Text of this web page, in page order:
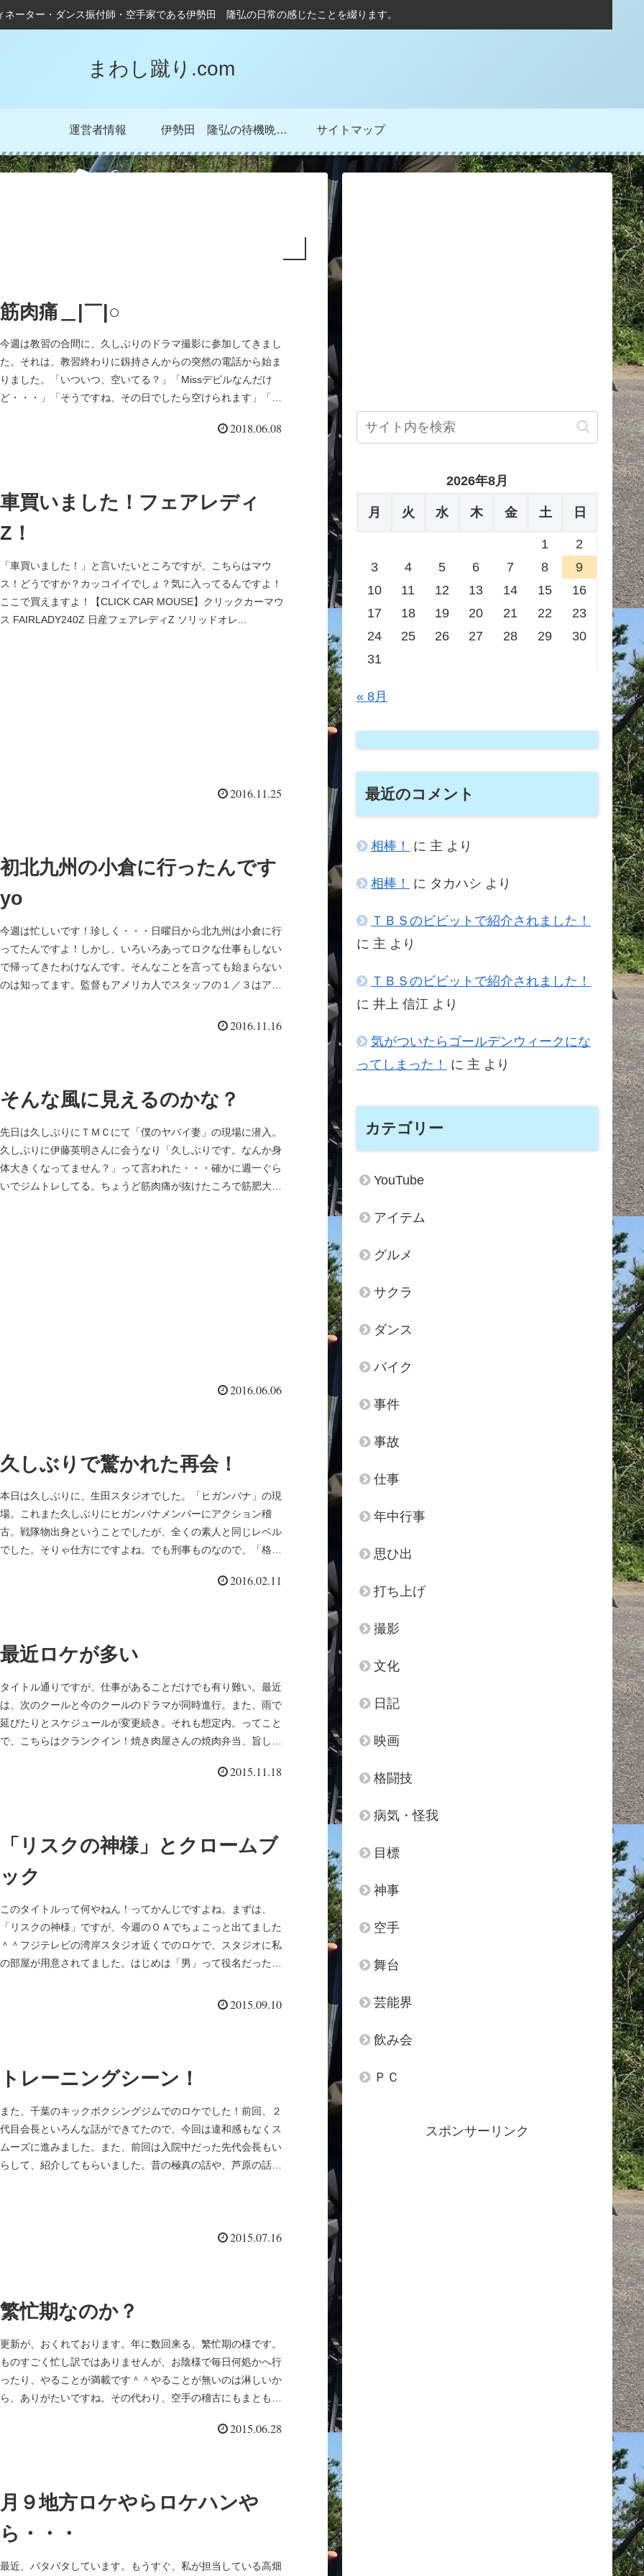
ネーター・ダンス振付師・空手家である伊勢田 隆弘の日常の感じたことを綴ります。
まわし蹴り.com
運営者情報 伊勢田 隆弘の待機晩成記！ サイトマップ
筋肉痛＿|￣|○
今週は教習の合間に、久しぶりのドラマ撮影に参加してきまし
た。それは、教習終わりに釼持さんからの突然の電話から始ま
りました。「いついつ、空いてる？」「Missデビルなんだけ
ど・・・」「そうですね、その日でしたら空けられます」「じ
2018.06.08
車買いました！フェアレディ
Z！
「車買いました！」と言いたいところですが、こちらはマウ
ス！どうですか？カッコイイでしょ？気に入ってるんですよ！
ここで買えますよ！【CLICK CAR MOUSE】クリックカーマウ
ス FAIRLADY240Z 日産フェアレディZ ソリッドオレ...
2016.11.25
初北九州の小倉に行ったんです
yo
今週は忙しいです！珍しく・・・日曜日から北九州は小倉に行
ってたんですよ！しかし、いろいろあってロクな仕事もしない
で帰ってきたわけなんです。そんなことを言っても始まらない
のは知ってます。監督もアメリカ人でスタッフの１／３はアメ
2016.11.16
そんな風に見えるのかな？
先日は久しぶりにＴＭＣにて「僕のヤバイ妻」の現場に潜入。
久しぶりに伊藤英明さんに会うなり「久しぶりです。なんか身
体大きくなってません？」って言われた・・・確かに週一ぐら
いでジムトレしてる。ちょうど筋肉痛が抜けたころで筋肥大も
2016.06.06
久しぶりで驚かれた再会！
本日は久しぶりに、生田スタジオでした。「ヒガンバナ」の現
場。これまた久しぶりにヒガンバナメンバーにアクション稽
古。戦隊物出身ということでしたが、全くの素人と同じレベル
でした。そりゃ仕方にですよね。でも刑事ものなので、「格
2016.02.11
最近ロケが多い
タイトル通りですが、仕事があることだけでも有り難い。最近
は、次のクールと今のクールのドラマが同時進行。また、雨で
延びたりとスケジュールが変更続き。それも想定内。ってこと
で、こちらはクランクイン！焼き肉屋さんの焼肉弁当、旨し！
2015.11.18
「リスクの神様」とクロームブ
ック
このタイトルって何やねん！ってかんじですよね。まずは、
「リスクの神様」ですが、今週のＯＡでちょこっと出てました
＾＾フジテレビの湾岸スタジオ近くでのロケで、スタジオに私
の部屋が用意されてました。はじめは「男」って役名だったん
2015.09.10
トレーニングシーン！
また、千葉のキックボクシングジムでのロケでした！前回、２
代目会長といろんな話ができてたので、今回は違和感もなくス
ムーズに進みました。また、前回は入院中だった先代会長もい
らして、紹介してもらいました。昔の極真の話や、芦原の話が
2015.07.16
繁忙期なのか？
更新が、おくれております。年に数回来る、繁忙期の様です。
ものすごく忙し訳ではありませんが、お陰様で毎日何処かへ行
ったり、やることが満載です＾＾やることが無いのは淋しいか
ら、ありがたいですね。その代わり、空手の稽古にもまともに
2015.06.28
月９地方ロケやらロケハンや
ら・・・
最近、バタバタしています。もうすぐ、私が担当している高畑
2026年8月
月 火 水 木 金 土 日
1
2
3
4 5 6 7 8
9
10
11 12 13 14 15
16
17
18 19 20 21 22
23
24
25 26 27 28 29
30
31
« 8月
最近のコメント
相棒！ に 主 より
相棒！ に タカハシ より
ＴＢＳのビビットで紹介されました！
に 主 より
ＴＢＳのビビットで紹介されました！
に 井上 信江 より
気がついたらゴールデンウィークにな
ってしまった！
に 主 より
カテゴリー
YouTube
アイテム
グルメ
サクラ
ダンス
バイク
事件
事故
仕事
年中行事
思ひ出
打ち上げ
撮影
文化
日記
映画
格闘技
病気・怪我
目標
神事
空手
舞台
芸能界
飲み会
ＰＣ
スポンサーリンク